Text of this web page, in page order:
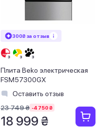
300₴ за отзыв
Плита Beko электрическая
FSM57300GX
Оставить отзыв
23 749 ₴ -4 750 ₴
18 999 ₴